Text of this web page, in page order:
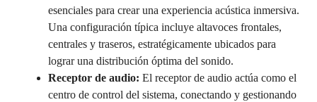
esenciales para crear una experiencia acústica inmersiva.
Una configuración típica incluye altavoces frontales,
centrales y traseros, estratégicamente ubicados para
lograr una distribución óptima del sonido.
Receptor de audio: El receptor de audio actúa como el
centro de control del sistema, conectando y gestionando